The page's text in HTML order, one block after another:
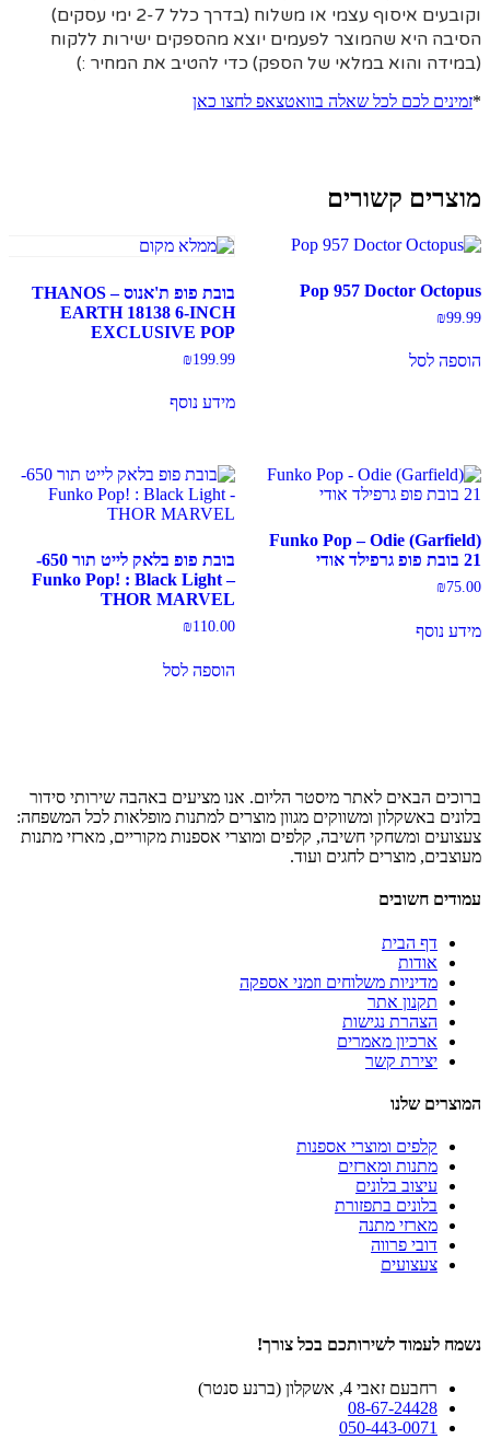
וקובעים איסוף עצמי או משלוח (בדרך כלל 2-7 ימי עסקים)
הסיבה היא שהמוצר לפעמים יוצא מהספקים ישירות ללקוח
(במידה והוא במלאי של הספק) כדי להטיב את המחיר :)
*זמינים לכם לכל שאלה בוואטצאפ לחצו כאן
מוצרים קשורים
Pop 957 Doctor Octopus
₪99.99
הוספה לסל
בובת פופ ת'אנוס – THANOS
EARTH 18138 6-INCH
EXCLUSIVE POP‏
₪199.99
מידע נוסף
Funko Pop – Odie (Garfield)
21 בובת פופ גרפילד אודי
₪75.00
מידע נוסף
בובת פופ בלאק לייט תור 650-
Funko Pop! : Black Light –
THOR MARVEL‏
₪110.00
הוספה לסל
ברוכים הבאים לאתר מיסטר הליום. אנו מציעים באהבה שירותי סידור
בלונים באשקלון ומשווקים מגוון מוצרים למתנות מופלאות לכל המשפחה:
צעצועים ומשחקי חשיבה, קלפים ומוצרי אספנות מקוריים, מארזי מתנות
מעוצבים, מוצרים לחגים ועוד.
עמודים חשובים
דף הבית
אודות
מדיניות משלוחים וזמני אספקה
תקנון אתר
הצהרת נגישות
ארכיון מאמרים
יצירת קשר
המוצרים שלנו
קלפים ומוצרי אספנות
מתנות ומארזים
עיצוב בלונים
בלונים בתפזורת
מארזי מתנה
דובי פרווה
צעצועים
נשמח לעמוד לשירותכם בכל צורך!
רחבעם זאבי 4, אשקלון (ברנע סנטר)
08-67-24428
050-443-0071